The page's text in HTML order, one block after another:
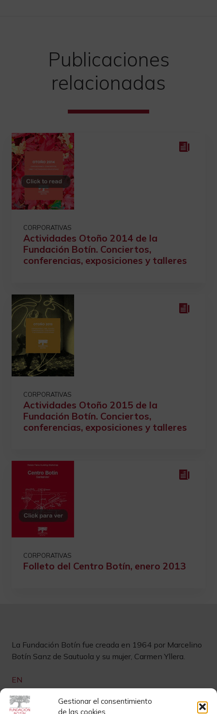
Gestionar el consentimiento
de las cookies
Publicaciones
relacionadas
CORPORATIVAS
Actividades Otoño 2014 de la
Fundación Botín. Conciertos,
conferencias, exposiciones y talleres
CORPORATIVAS
Actividades Otoño 2015 de la
Fundación Botín. Conciertos,
conferencias, exposiciones y talleres
CORPORATIVAS
Folleto del Centro Botín, enero 2013
La Fundación Botín fue creada en 1964 por Marcelino
Botín Sanz de Sautuola y su mujer, Carmen Yllera.
EN
Links de interés